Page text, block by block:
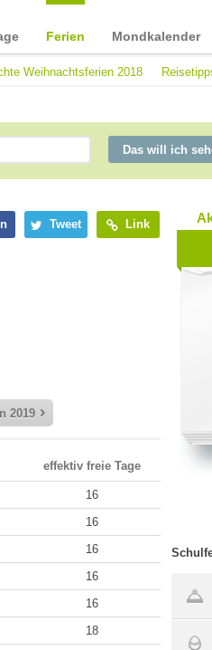
Ferien Mondkalender
Weihnachtsferien 2018
Das will ich
Tweet Link
2019
effektiv freie Tage
16
16
16
16
16
18